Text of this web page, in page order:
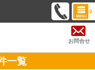
お問合せ
一覧